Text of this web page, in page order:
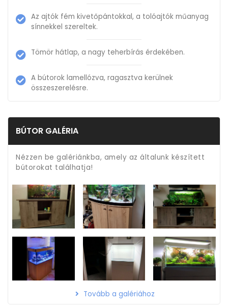
Az ajtók fém kivetőpántokkal, a tolóajtók műanyag
sínnekkel szereltek.
Tömör hátlap, a nagy teherbírás érdekében.
A bútorok lamellózva, ragasztva kerülnek
összeszerelésre.
BÚTOR GALÉRIA
Nézzen be galériánkba, amely az általunk készített
bútorokat találhatja!
Tovább a galériához